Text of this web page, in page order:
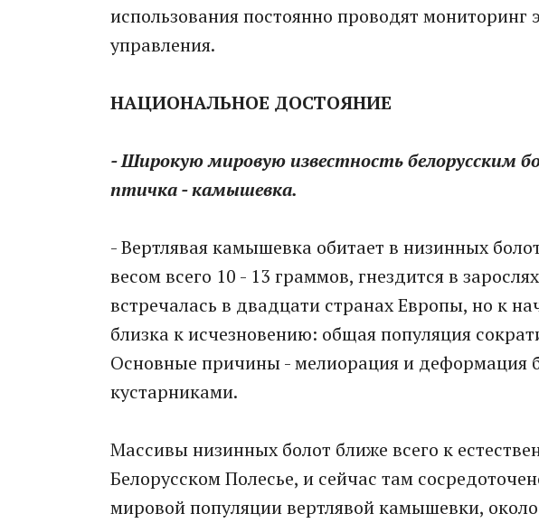
использования постоянно проводят мониторинг
управления.
НАЦИОНАЛЬНОЕ ДОСТОЯНИЕ
- Широкую мировую известность белорусским
птичка - камышевка.
- Вертлявая камышевка обитает в низинных
весом всего 10 - 13 граммов, гнездится в
встречалась в двадцати странах Европы, но к
близка к исчезновению: общая популяция
Основные причины - мелиорация и деформация
кустарниками.
Массивы низинных болот ближе всего к
Белорусском Полесье, и сейчас там
мировой популяции вертлявой камышевки,